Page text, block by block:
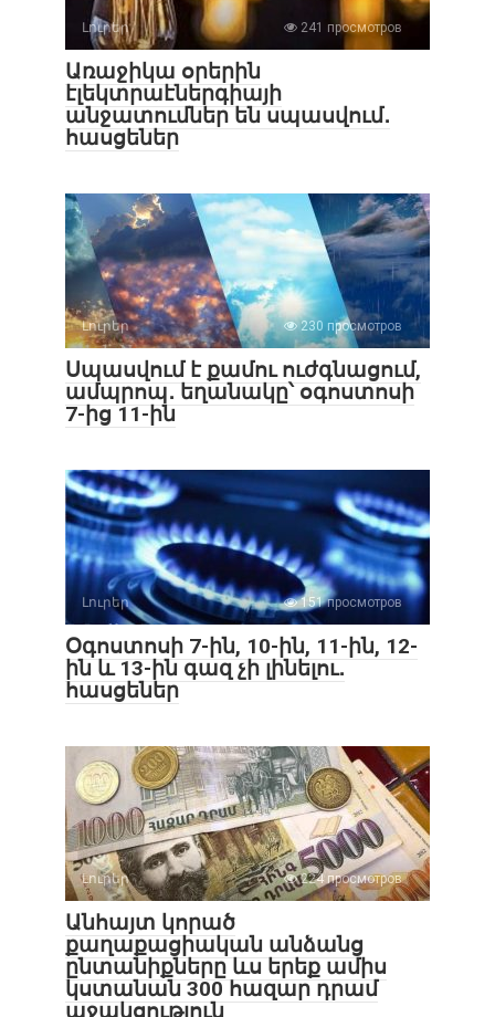
Լուրեր 241 просмотров
Առաջիկա օրերին
էլեկտրաէներգիայի
անջատումներ են սպասվում․
հասցեներ
Լուրեր 230 просмотров
Սպասվում է քամու ուժգնացում,
ամպրոպ․ եղանակը՝ օգոստոսի
7-ից 11-ին
Լուրեր 151 просмотров
Օգոստոսի 7-ին, 10-ին, 11-ին, 12-
ին և 13-ին գազ չի լինելու․
հասցեներ
Լուրեր 224 просмотров
Անհայտ կորած
քաղաքացիական անձանց
ընտանիքները ևս երեք ամիս
կստանան 300 հազար դրամ
աջակցություն